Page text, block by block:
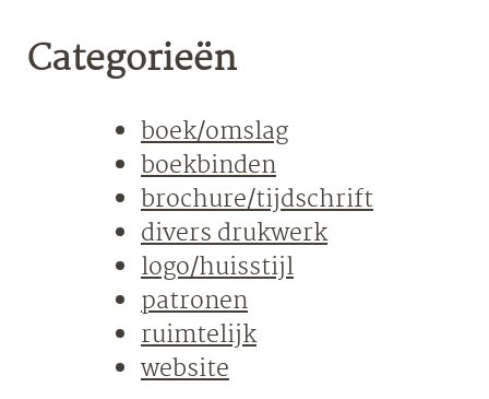
Categorieën
boek/omslag
boekbinden
brochure/tijdschrift
divers drukwerk
logo/huisstijl
patronen
ruimtelijk
website